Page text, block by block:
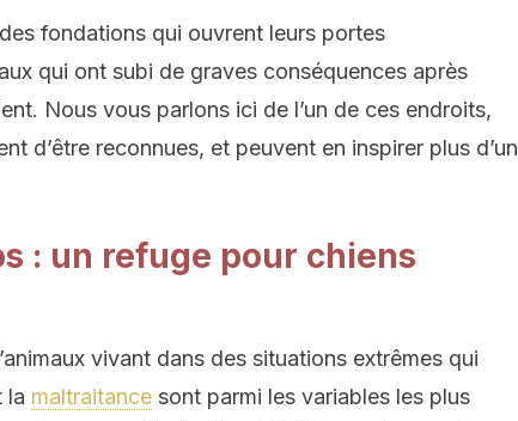
fondations qui ouvrent leurs portes
qui ont subi de graves conséquences après
Nous vous parlons ici de l’un de ces endroits,
d’être reconnues, et peuvent en inspirer plus d’un
: un refuge pour chiens
vivant dans des situations extrêmes qui
la maltraitance sont parmi les variables les plus